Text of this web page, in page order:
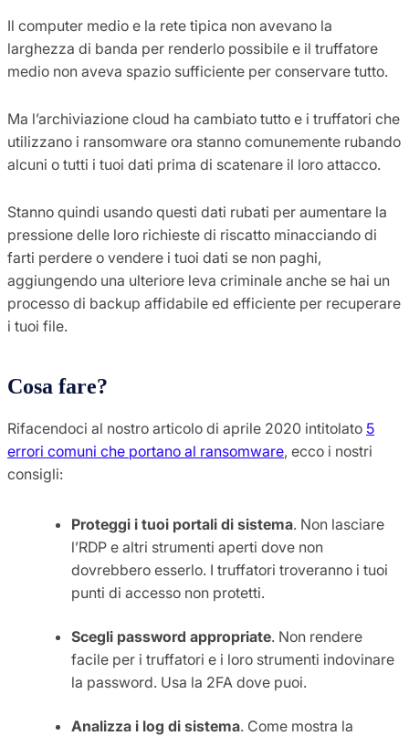
Il computer medio e la rete tipica non avevano la
larghezza di banda per renderlo possibile e il truffatore
medio non aveva spazio sufficiente per conservare tutto.
Ma l’archiviazione cloud ha cambiato tutto e i truffatori che
utilizzano i ransomware ora stanno comunemente rubando
alcuni o tutti i tuoi dati prima di scatenare il loro attacco.
Stanno quindi usando questi dati rubati per aumentare la
pressione delle loro richieste di riscatto minacciando di
farti perdere o vendere i tuoi dati se non paghi,
aggiungendo una ulteriore leva criminale anche se hai un
processo di backup affidabile ed efficiente per recuperare
i tuoi file.
Cosa fare?
Rifacendoci al nostro articolo di aprile 2020 intitolato 5
errori comuni che portano al ransomware, ecco i nostri
consigli:
Proteggi i tuoi portali di sistema. Non lasciare
l’RDP e altri strumenti aperti dove non
dovrebbero esserlo. I truffatori troveranno i tuoi
punti di accesso non protetti.
Scegli password appropriate. Non rendere
facile per i truffatori e i loro strumenti indovinare
la password. Usa la 2FA dove puoi.
Analizza i log di sistema. Come mostra la